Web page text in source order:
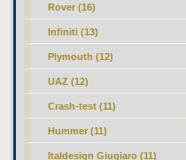
Rover (16)
Infiniti (13)
Plymouth (12)
UAZ (12)
Crash-test (11)
Hummer (11)
Italdesign Giugiaro (11)